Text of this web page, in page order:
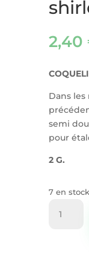
2,40
Dans
semi
pour
2 G.
7 en stock